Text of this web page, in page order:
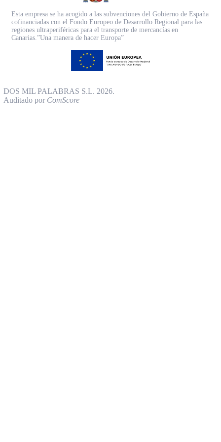
Esta empresa se ha acogido a las subvenciones del Gobierno de España
cofinanciadas con el Fondo Europeo de Desarrollo Regional para las
regiones ultraperiféricas para el transporte de mercancías en
Canarias.”Una manera de hacer Europa”
DOS MIL PALABRAS S.L. 2026.
Auditado por ComScore